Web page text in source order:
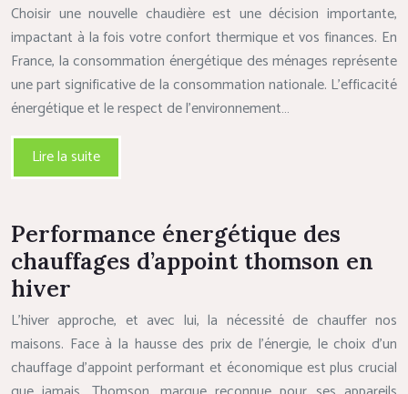
Choisir une nouvelle chaudière est une décision importante,
impactant à la fois votre confort thermique et vos finances. En
France, la consommation énergétique des ménages représente
une part significative de la consommation nationale. L’efficacité
énergétique et le respect de l’environnement…
Lire la suite
Performance énergétique des
chauffages d’appoint thomson en
hiver
L’hiver approche, et avec lui, la nécessité de chauffer nos
maisons. Face à la hausse des prix de l’énergie, le choix d’un
chauffage d’appoint performant et économique est plus crucial